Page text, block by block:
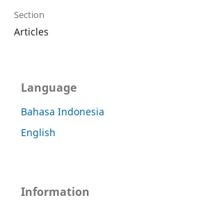
Section
Articles
Language
Bahasa Indonesia
English
Information